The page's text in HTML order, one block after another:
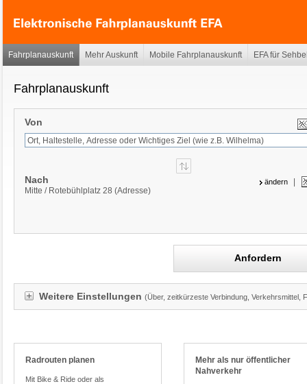
Fahrplanauskunft Mehr Auskunft Mobile Fahrplanauskunft EFA für
Preisvergleich
Fahrplanauskunft
Von
Nach ändern
|
Mitte / Rotebühlplatz 28 (Adresse)
Anfordern
Weitere Einstellungen(Über, zeitkürzeste Verbindung, Verkehrsmittel,
Radrouten planen
Mit Bike & Ride oder als
Mehr als nur öffentlicher
Nahverkehr